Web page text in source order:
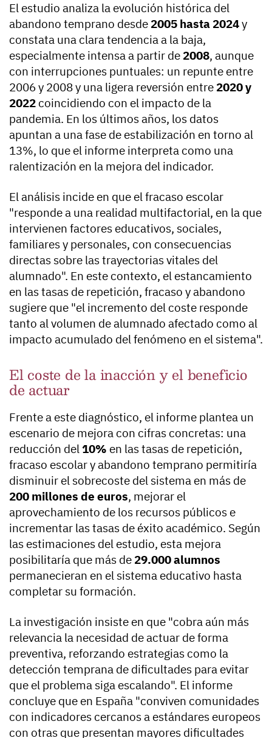
El estudio analiza la evolución histórica del
abandono temprano desde 2005 hasta 2024y
constata una clara tendencia a la baja,
especialmente intensa a partir de 2008, aunque
con interrupciones puntuales: un repunte entre
2006 y 2008 y una ligera reversión entre 2020 y
2022 coincidiendo con el impacto de la
pandemia. En los últimos años, los datos
apuntan a una fase de estabilización en torno al
13%, lo que el informe interpreta como una
ralentización en la mejora del indicador.
El análisis incide en que el fracaso escolar
"responde a una realidad multifactorial, en la que
intervienen factores educativos, sociales,
familiares y personales, con consecuencias
directas sobre las trayectorias vitales del
alumnado". En este contexto, el estancamiento
en las tasas de repetición, fracaso y abandono
sugiere que "el incremento del coste responde
tanto al volumen de alumnado afectado como al
impacto acumulado del fenómeno en el sistema".
El coste de la inacción y el beneficio
de actuar
Frente a este diagnóstico, el informe plantea un
escenario de mejora con cifras concretas: una
reducción del 10% en las tasas de repetición,
fracaso escolar y abandono temprano permitiría
disminuir el sobrecoste del sistema en más de
200 millones de euros, mejorar el
aprovechamiento de los recursos públicos e
incrementar las tasas de éxito académico. Según
las estimaciones del estudio, esta mejora
posibilitaría que más de 29.000 alumnos
permanecieran en el sistema educativo hasta
completar su formación.
La investigación insiste en que "cobra aún más
relevancia la necesidad de actuar de forma
preventiva, reforzando estrategias como la
detección temprana de dificultades para evitar
que el problema siga escalando". El informe
concluye que en España "conviven comunidades
con indicadores cercanos a estándares europeos
con otras que presentan mayores dificultades